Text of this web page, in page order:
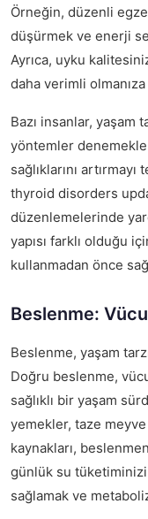
Örneğin, düzenli
düşürmek ve enerji
Ayrıca, uyku
daha verimli olmanıza
Bazı insanlar, yaşam
yöntemler
sağlıklarını
thyroid disorders
düzenlemelerinde
yapısı farklı olduğu
kullanmadan önce
Beslenme:
Beslenme, yaşam
Doğru beslenme,
sağlıklı bir yaşam
yemekler, taze
kaynakları,
günlük su tüketiminizi
sağlamak ve